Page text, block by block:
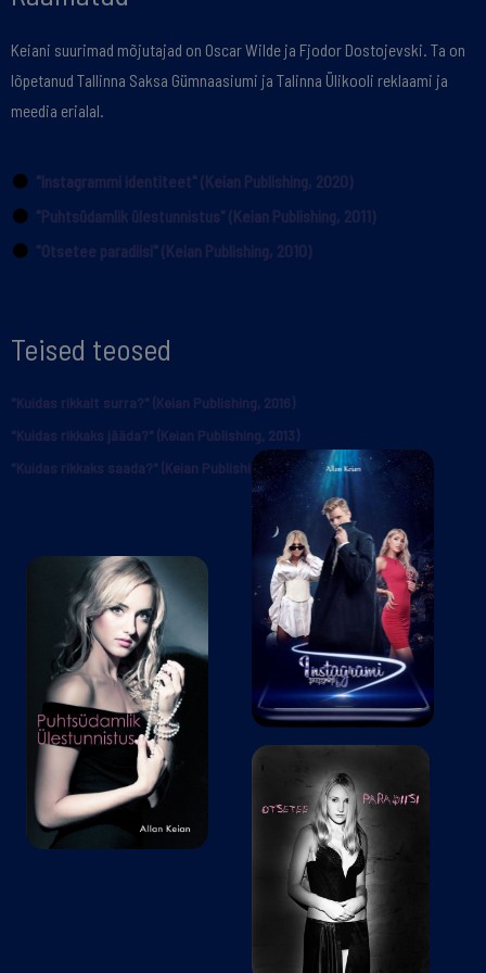
Keiani suurimad mõjutajad on Oscar Wilde ja Fjodor Dostojevski. Ta on
lõpetanud Tallinna Saksa Gümnaasiumi ja Talinna Ülikooli reklaami ja
meedia erialal.
"Instagrammi identiteet" (Keian Publishing, 2020)
"Puhtsüdamlik ülestunnistus" (Keian Publishing, 2011)
"Otsetee paradiisi" (Keian Publishing, 2010)
Teised teosed
"Kuidas rikkalt surra?" (Keian Publishing, 2016)
"Kuidas rikkaks jääda?" (Keian Publishing, 2013)
"Kuidas rikkaks saada?" (Keian Publishing, 2012)